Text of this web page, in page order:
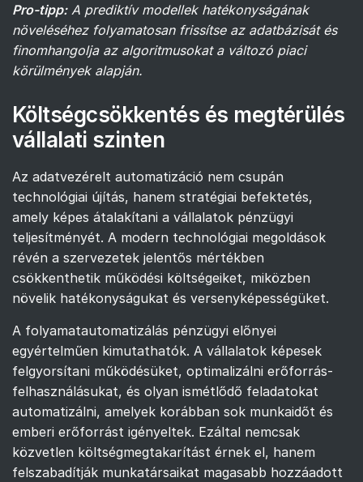
Pro-tipp: A prediktív modellek hatékonyságának
növeléséhez folyamatosan frissítse az adatbázisát és
finomhangolja az algoritmusokat a változó piaci
körülmények alapján.
Költségcsökkentés és megtérülés
vállalati szinten
Az adatvezérelt automatizáció nem csupán
technológiai újítás, hanem stratégiai befektetés,
amely képes átalakítani a vállalatok pénzügyi
teljesítményét. A modern technológiai megoldások
révén a szervezetek jelentős mértékben
csökkenthetik működési költségeiket, miközben
növelik hatékonyságukat és versenyképességüket.
A folyamatautomatizálás pénzügyi előnyei
egyértelműen kimutathatók. A vállalatok képesek
felgyorsítani működésüket, optimalizálni erőforrás-
felhasználásukat, és olyan ismétlődő feladatokat
automatizálni, amelyek korábban sok munkaidőt és
emberi erőforrást igényeltek. Ezáltal nemcsak
közvetlen költségmegtakarítást érnek el, hanem
felszabadítják munkatársaikat magasabb hozzáadott